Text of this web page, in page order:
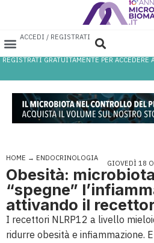
ACCEDI / REGISTRATI
REGISTRATI GRATUITAMENTE PER
HOME → ENDOCRINOLOGIA
GIOVEDÌ 18
Obesità:
“spegne”
attivando il
I recettori NLRP12 a livello
ridurre obesità e infiammazione.